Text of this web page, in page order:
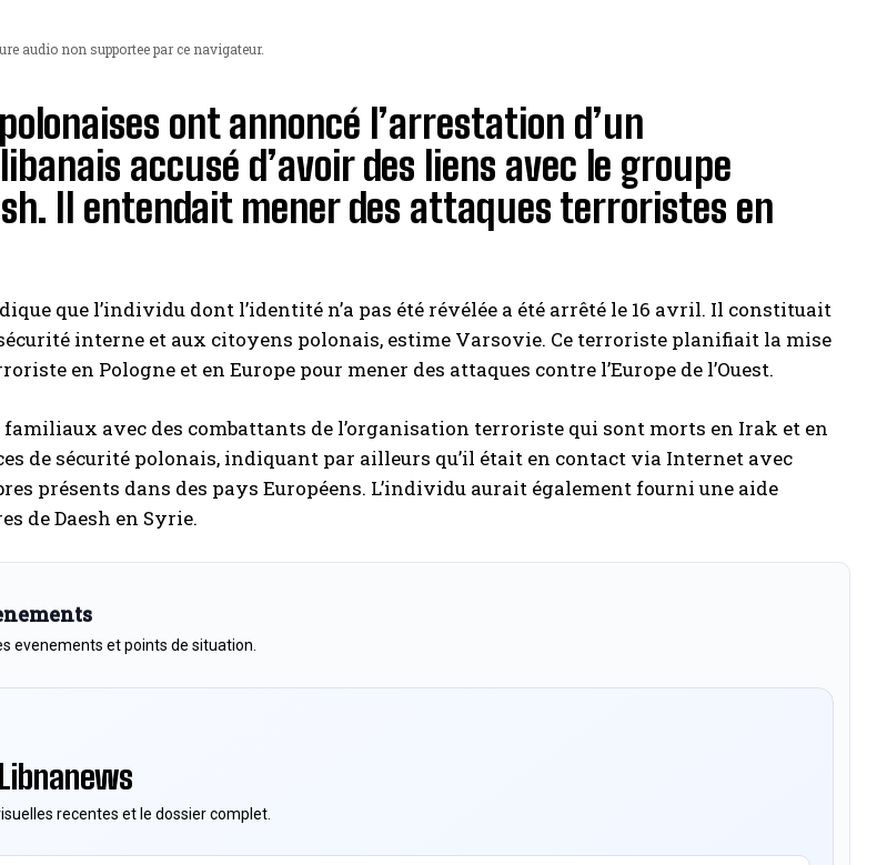
audio non supportee par ce navigateur.
ont annoncé l’arrestation d’un
accusé d’avoir des liens avec le groupe
Il entendait mener des attaques terroristes en
que l’individu dont l’identité n’a pas été révélée a été arrêté le 16 avril. Il constituait
interne et aux citoyens polonais, estime Varsovie. Ce terroriste planifiait la mise
en Pologne et en Europe pour mener des attaques contre l’Europe de l’Ouest.
avec des combattants de l’organisation terroriste qui sont morts en Irak et en
de sécurité polonais, indiquant par ailleurs qu’il était en contact via Internet avec
présents dans des pays Européens. L’individu aurait également fourni une aide
de Daesh en Syrie.
evenements et points de situation.
recentes et le dossier complet.